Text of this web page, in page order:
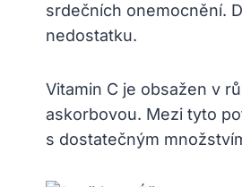
srdečních onemocnění.
nedostatku.
Vitamin C je obsažen v
askorbovou. Mezi tyto
s dostatečným